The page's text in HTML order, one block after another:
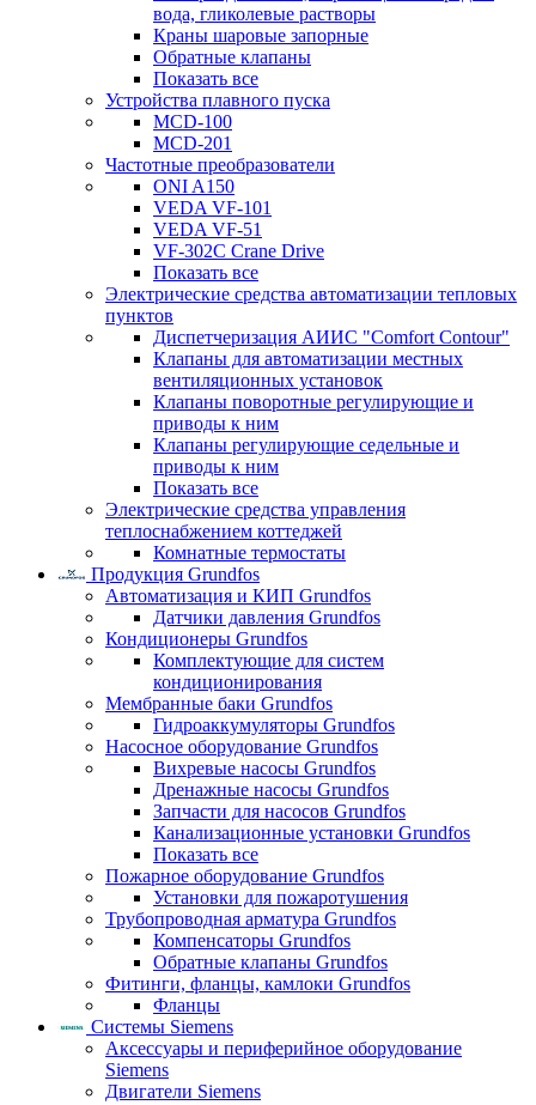
вода, гликолевые растворы
Краны шаровые запорные
Обратные клапаны
Показать все
Устройства плавного пуска
MCD-100
MCD-201
Частотные преобразователи
ONI A150
VEDA VF-101
VEDA VF-51
VF-302C Crane Drive
Показать все
Электрические средства автоматизации тепловых
пунктов
Диспетчеризация АИИС "Comfort Contour"
Клапаны для автоматизации местных
вентиляционных установок
Клапаны поворотные регулирующие и
приводы к ним
Клапаны регулирующие седельные и
приводы к ним
Показать все
Электрические средства управления
теплоснабжением коттеджей
Комнатные термостаты
Продукция Grundfos
Автоматизация и КИП Grundfos
Датчики давления Grundfos
Кондиционеры Grundfos
Комплектующие для систем
кондиционирования
Мембранные баки Grundfos
Гидроаккумуляторы Grundfos
Насосное оборудование Grundfos
Вихревые насосы Grundfos
Дренажные насосы Grundfos
Запчасти для насосов Grundfos
Канализационные установки Grundfos
Показать все
Пожарное оборудование Grundfos
Установки для пожаротушения
Трубопроводная арматура Grundfos
Компенсаторы Grundfos
Обратные клапаны Grundfos
Фитинги, фланцы, камлоки Grundfos
Фланцы
Системы Siemens
Аксессуары и периферийное оборудование
Siemens
Двигатели Siemens